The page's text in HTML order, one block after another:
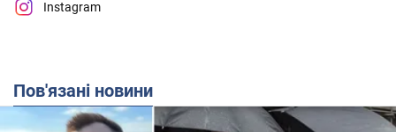
Instagram
Пов'язані новини